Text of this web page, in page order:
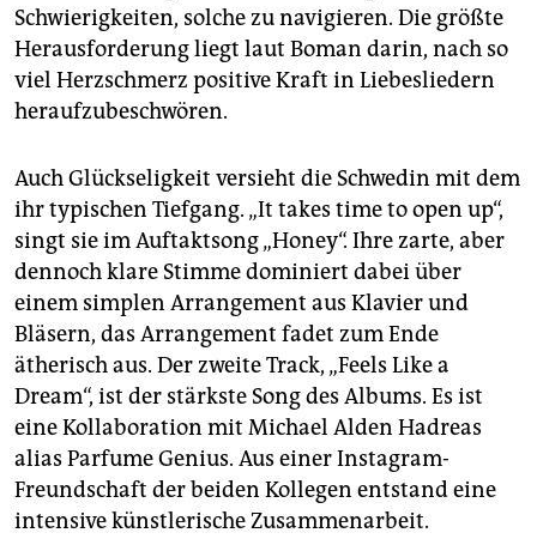
Schwierigkeiten, solche zu navigieren. Die größte
Herausforderung liegt laut Boman darin, nach so
viel Herzschmerz positive Kraft in Liebesliedern
heraufzubeschwören.
Auch Glückseligkeit versieht die Schwedin mit dem
ihr typischen Tiefgang. „It takes time to open up“,
singt sie im Auftaktsong „Honey“. Ihre zarte, aber
dennoch klare Stimme dominiert dabei über
einem simplen Arrangement aus Klavier und
Bläsern, das Arrangement fadet zum Ende
ätherisch aus. Der zweite Track, „Feels Like a
Dream“, ist der stärkste Song des Albums. Es ist
eine Kollaboration mit Michael Alden Hadreas
alias Parfume Genius. Aus einer Instagram-
Freundschaft der beiden Kollegen entstand eine
intensive künstlerische Zusammenarbeit.